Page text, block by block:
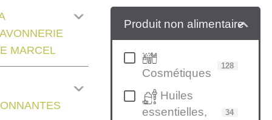
Produit non alimentaire
Cosmétiques
128
Huiles
essentielles,
34
MARCEL